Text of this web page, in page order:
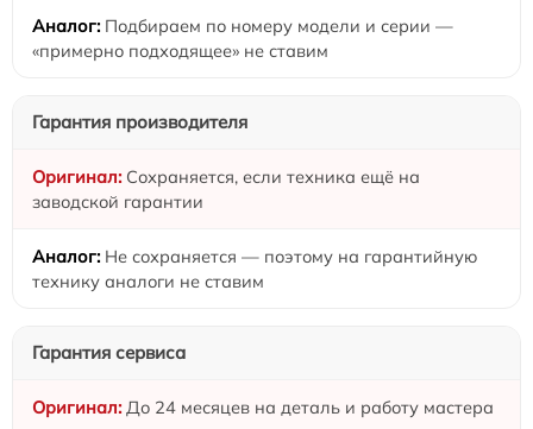
Подбираем по номеру модели и серии —
«примерно подходящее» не ставим
Гарантия производителя
Сохраняется, если техника ещё на
заводской гарантии
Не сохраняется — поэтому на гарантийную
технику аналоги не ставим
Гарантия сервиса
До 24 месяцев на деталь и работу мастера